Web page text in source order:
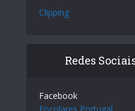
Clipping
Redes
Facebook